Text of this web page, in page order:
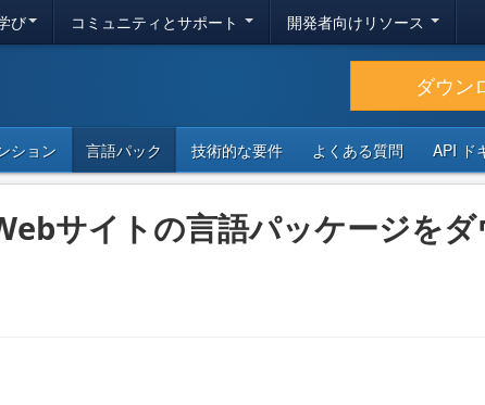
び コミュニティとサポート 開発者向けリソース
ダウン
ション 言語パック 技術的な要件 よくある質問 API ド
サイトの言語パッケージをダ